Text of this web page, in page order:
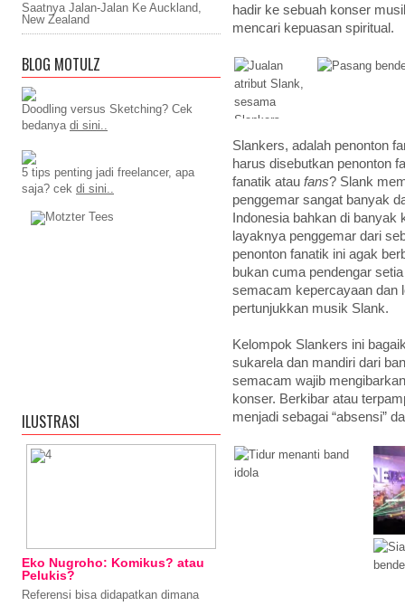
hadir ke sebuah konser
mencari kepuasan spiritual.
Slankers, adalah penonton
harus disebutkan penonton
fanatik atau fans? Slank
penggemar sangat banyak
Indonesia bahkan di
layaknya penggemar dari
penonton fanatik ini agak
bukan cuma pendengar
semacam kepercayaan dan
pertunjukkan musik Slank.
Kelompok Slankers ini
sukarela dan mandiri dari
semacam wajib
konser. Berkibar atau
menjadi sebagai “absensi”
Saatnya Jalan-Jalan Ke Auckland,
New Zealand
BLOG MOTULZ
Doodling versus Sketching? Cek
bedanya di sini..
5 tips penting jadi freelancer, apa
saja? cek di sini..
ILUSTRASI
Eko Nugroho: Komikus? atau
Pelukis?
Referensi bisa didapatkan dimana